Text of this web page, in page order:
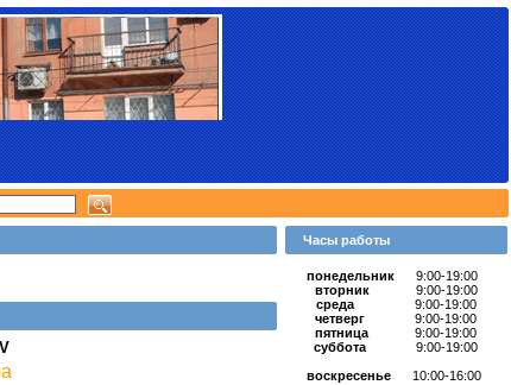
Часы работы
понедельник 9:00-19:00
вторник 9:00-19:00
среда 9:00-19:00
четверг 9:00-19:00
пятница 9:00-19:00
суббота 9:00-19:00
воскресенье 10:00-16:00